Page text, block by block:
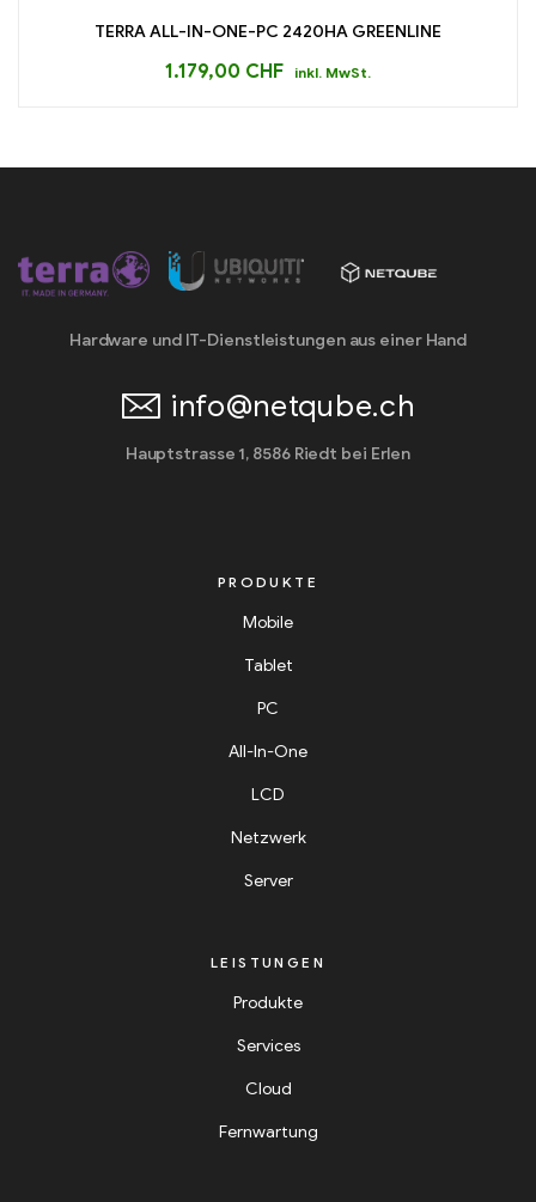
TERRA ALL-IN-ONE-PC 2420HA GREENLINE
1.179,00 CHF inkl. MwSt.
Hardware und IT-Dienstleistungen aus einer Hand
info@netqube.ch
Hauptstrasse 1, 8586 Riedt bei Erlen
PRODUKTE
Mobile
Tablet
PC
All-In-One
LCD
Netzwerk
Server
LEISTUNGEN
Produkte
Services
Cloud
Fernwartung